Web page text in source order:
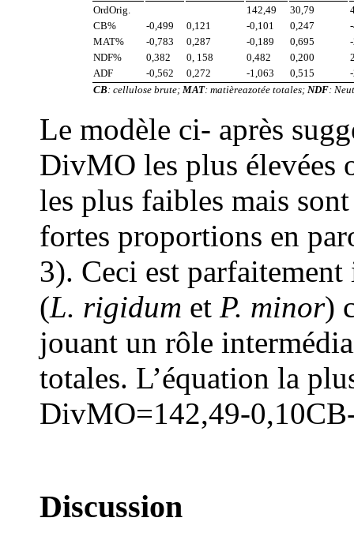
OrdOrig.
142,49 30,79
CB%
-0,499 0,121 -0,101 0,247
MAT%
-0,783 0,287 -0,189 0,695
NDF%
0,382 0, 158 0,482 0,200
ADF
-0,562 0,272 -1,063 0,515
CB: cellulose brute; MAT: matièreazotée totales; NDF:
Le modèle ci- après
DivMO les plus élevées
les plus faibles mais
fortes proportions en
3). Ceci est
(L. rigidum et P. minor)
jouant un rôle
totales. L’équation la
DivMO=142,49-
Discussion